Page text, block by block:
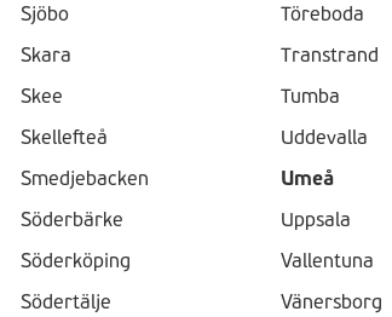
Sjöbo
Skara
Skee
Skellefteå
Smedjebacken
Söderbärke
Söderköping
Södertälje
Töreboda
Transtrand
Tumba
Uddevalla
Umeå
Uppsala
Vallentuna
Vänersborg